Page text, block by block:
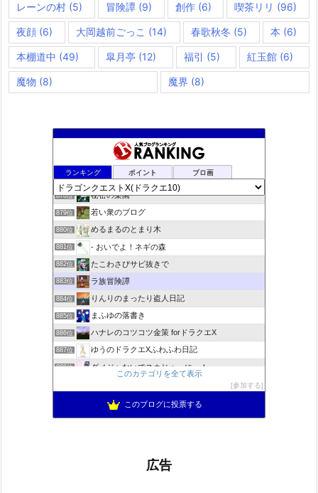
レーンの村 (5) 冒険譚(9) 創作(6) 喫茶リリ (96)
夜顔 (6) 大岡越前ごっこ (14) 春歌秋冬 (5) 本 (6)
本棚道中 (49) 皐月亭 (12) 福引 (5) 紅玉館(6)
魔物 (8) 魔界 (8)
ランキング ポイント ブロ画
夢路電信草紙
877位 ドラクエＸプラス
878位 秘密の楽園
879位 若い衆のブログ
880位 めるまるのとまり木
881位 - おいでよ！ネギの森
882位 たこわさびサビ抜きで
883位 ラ族冒険譚
884位 りんりのまったり盗人日記
885位 まふゆの落書き
886位 ハナレのコツコツ金策 forドラクエX
887位 ゆうのドラクエXふわふわ日記
888位 ダメジャないでスカじゃーにー！
ドラクエ10 ぱふぱふ日記
このカテゴリを全て表示
参加する
このブログに投票する
広告